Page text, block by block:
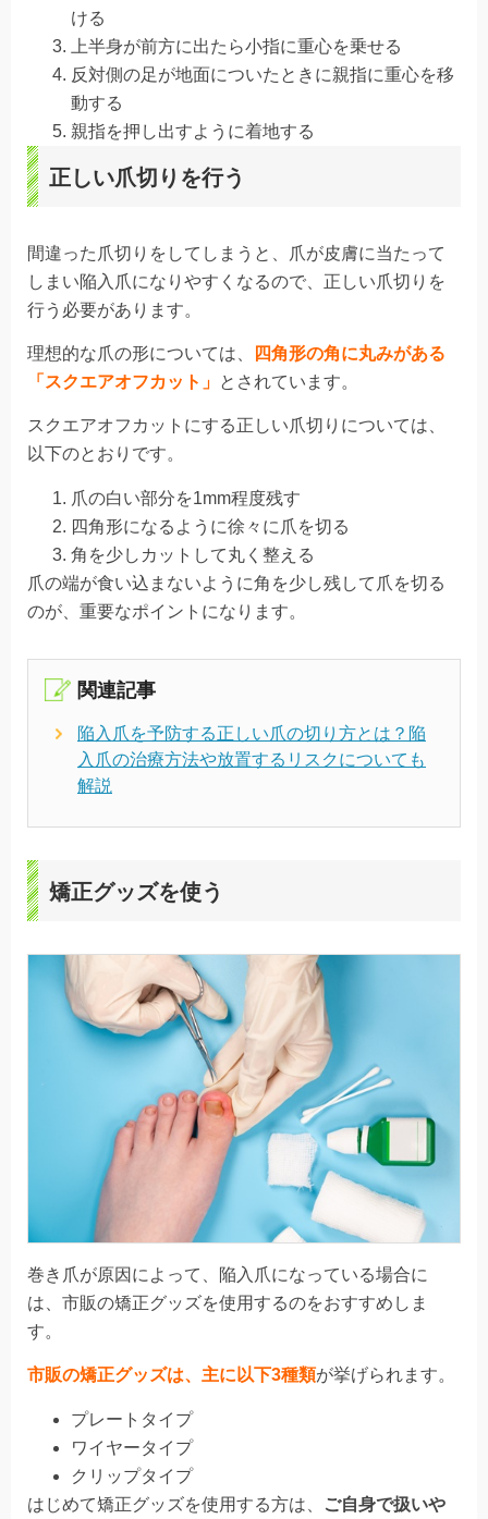
ける
上半身が前方に出たら小指に重心を乗せる
反対側の足が地面についたときに親指に重心を移
動する
親指を押し出すように着地する
正しい爪切りを行う
間違った爪切りをしてしまうと、爪が皮膚に当たって
しまい陥入爪になりやすくなるので、正しい爪切りを
行う必要があります。
理想的な爪の形については、
四角形の角に丸みがある
「スクエアオフカット」 とされています。
スクエアオフカットにする正しい爪切りについては、
以下のとおりです。
爪の白い部分を1mm程度残す
四角形になるように徐々に爪を切る
角を少しカットして丸く整える
爪の端が食い込まないように角を少し残して爪を切る
のが、重要なポイントになります。
関連記事
陥入爪を予防する正しい爪の切り方とは？陥
入爪の治療方法や放置するリスクについても
解説
矯正グッズを使う
巻き爪が原因によって、陥入爪になっている場合に
は、市販の矯正グッズを使用するのをおすすめしま
す。
市販の矯正グッズは、主に以下3種類が挙げられます。
プレートタイプ
ワイヤータイプ
クリップタイプ
はじめて矯正グッズを使用する方は、
ご自身で扱いや